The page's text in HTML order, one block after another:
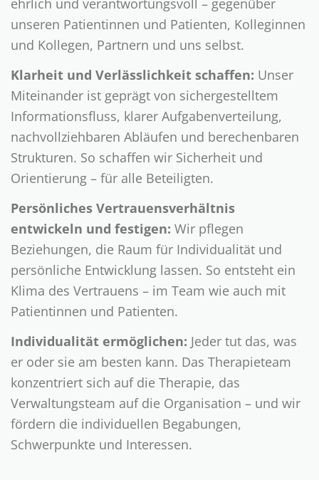
ehrlich und verantwortungsvoll – gegenüber
unseren Patientinnen und Patienten, Kolleginnen
und Kollegen, Partnern und uns selbst.
Klarheit und Verlässlichkeit schaffen: Unser
Miteinander ist geprägt von sichergestelltem
Informationsfluss, klarer Aufgabenverteilung,
nachvollziehbaren Abläufen und berechenbaren
Strukturen. So schaffen wir Sicherheit und
Orientierung – für alle Beteiligten.
Persönliches Vertrauensverhältnis
entwickeln und festigen: Wir pflegen
Beziehungen, die Raum für Individualität und
persönliche Entwicklung lassen. So entsteht ein
Klima des Vertrauens – im Team wie auch mit
Patientinnen und Patienten.
Individualität ermöglichen: Jeder tut das, was
er oder sie am besten kann. Das Therapieteam
konzentriert sich auf die Therapie, das
Verwaltungsteam auf die Organisation – und wir
fördern die individuellen Begabungen,
Schwerpunkte und Interessen.